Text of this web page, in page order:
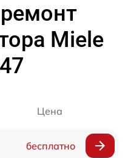
Miele
Цена
бесплатно